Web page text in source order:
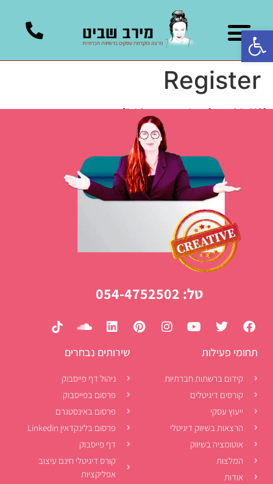
Register
[ultimatemember form_id="12"]
טל: 054-4752502
תחומי פעילות
קידום ברשתות חברתיות
קורסים דיגיטלים
ייעוץ עסקי
הרצאות בשיווק דיגיטלי
אוטומציה בשיווק
המלצות
אודות
שירותים נבחרים
ניהול דף פייסבוק
פרסום בפייסבוק
פרסום באינסטגרם
פרסום בלינקדאין Linkedin
דף פייסבוק
קורס דיגיטלי חינם עיצוב
אפליקציות
פתח סרגל נגישות